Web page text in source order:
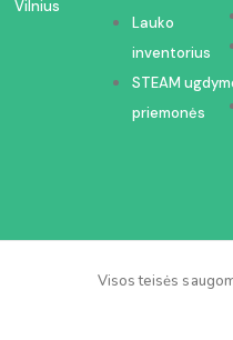
Vilnius
Lauko
inventorius
STEAM
priemonės
Visos teisės